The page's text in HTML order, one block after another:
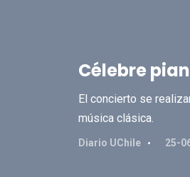
Célebre
El concierto se
música clásica.
Diario UChile 25-